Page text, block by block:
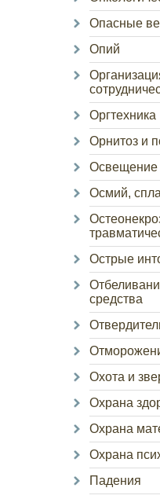
Опасные
Опий
Оргтехника
Орнитоз и
Освещение
Осмий,
Острые
средства
Охота и
Охрана
Охрана
Охрана
Падения